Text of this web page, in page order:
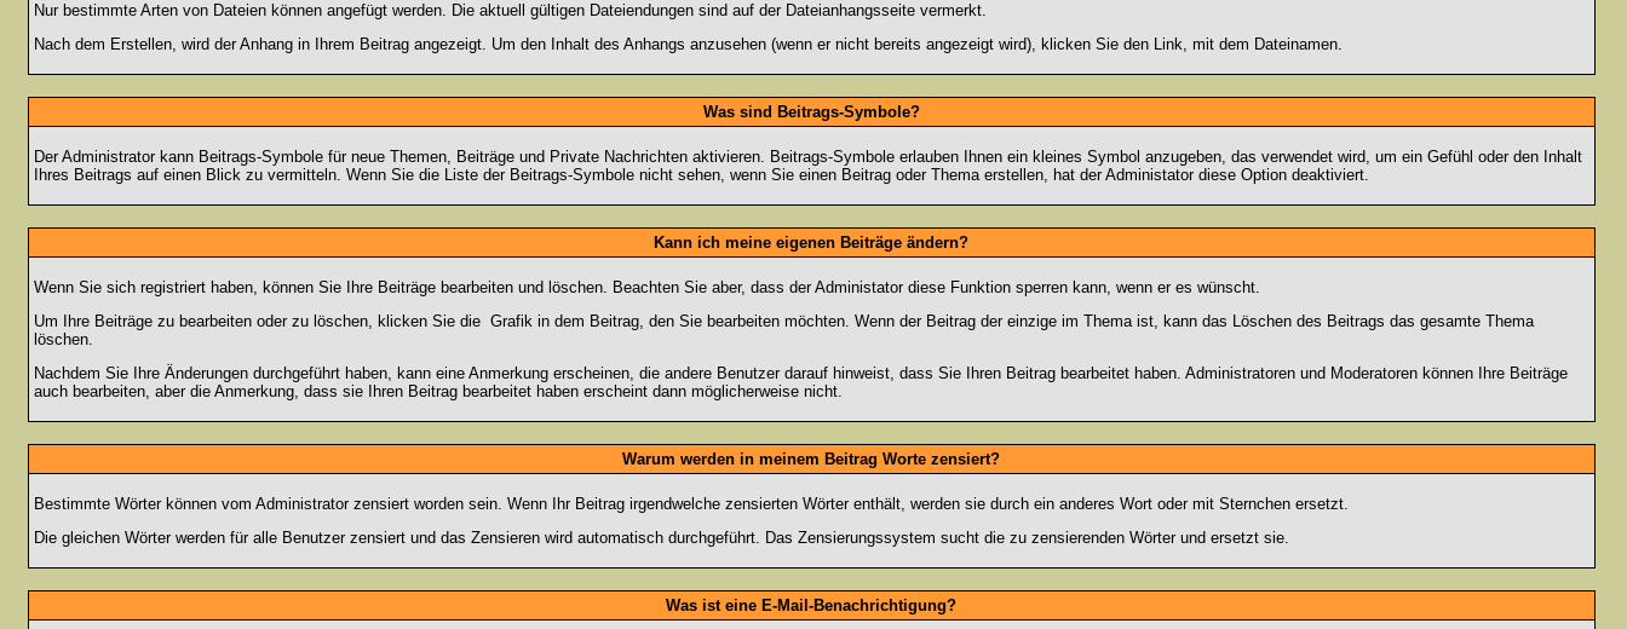
Nur bestimmte Arten von Dateien können angefügt werden. Die aktuell gültigen Dateiendungen sind auf der Dateianhangsseite vermerkt.
Nach dem Erstellen, wird der Anhang in Ihrem Beitrag angezeigt. Um den Inhalt des Anhangs anzusehen (wenn er nicht bereits angezeigt wird), klicken Sie den Link, mit dem Dateinamen.
Was sind Beitrags-Symbole?
Der Administrator kann Beitrags-Symbole für neue Themen, Beiträge und Private Nachrichten aktivieren. Beitrags-Symbole erlauben Ihnen ein kleines Symbol anzugeben, das verwendet wird, um ein Gefühl oder den Inhalt
Ihres Beitrags auf einen Blick zu vermitteln. Wenn Sie die Liste der Beitrags-Symbole nicht sehen, wenn Sie einen Beitrag oder Thema erstellen, hat der Administator diese Option deaktiviert.
Kann ich meine eigenen Beiträge ändern?
Wenn Sie sich registriert haben, können Sie Ihre Beiträge bearbeiten und löschen. Beachten Sie aber, dass der Administator diese Funktion sperren kann, wenn er es wünscht.
Um Ihre Beiträge zu bearbeiten oder zu löschen, klicken Sie die Grafik in dem Beitrag, den Sie bearbeiten möchten. Wenn der Beitrag der einzige im Thema ist, kann das Löschen des Beitrags das gesamte Thema
löschen.
Nachdem Sie Ihre Änderungen durchgeführt haben, kann eine Anmerkung erscheinen, die andere Benutzer darauf hinweist, dass Sie Ihren Beitrag bearbeitet haben. Administratoren und Moderatoren können Ihre Beiträge
auch bearbeiten, aber die Anmerkung, dass sie Ihren Beitrag bearbeitet haben erscheint dann möglicherweise nicht.
Warum werden in meinem Beitrag Worte zensiert?
Bestimmte Wörter können vom Administrator zensiert worden sein. Wenn Ihr Beitrag irgendwelche zensierten Wörter enthält, werden sie durch ein anderes Wort oder mit Sternchen ersetzt.
Die gleichen Wörter werden für alle Benutzer zensiert und das Zensieren wird automatisch durchgeführt. Das Zensierungssystem sucht die zu zensierenden Wörter und ersetzt sie.
Was ist eine E-Mail-Benachrichtigung?